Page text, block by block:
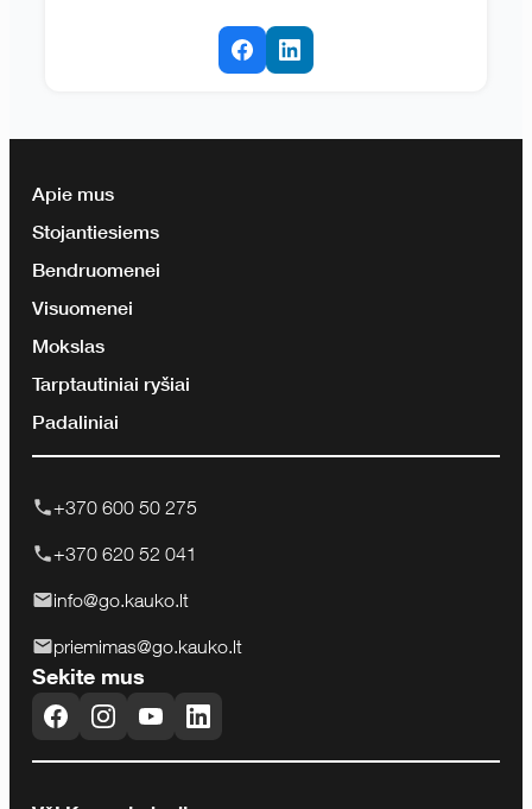
Apie mus
Stojantiesiems
Bendruomenei
Visuomenei
Mokslas
Tarptautiniai ryšiai
Padaliniai
+370 600 50 275
+370 620 52 041
info@go.kauko.lt
priemimas@go.kauko.lt
Sekite mus